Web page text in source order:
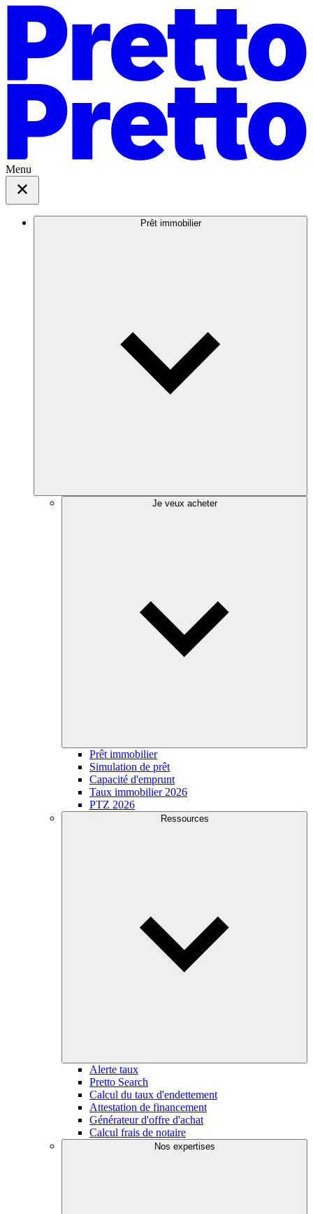
Menu
Prêt immobilier
Je veux acheter
Prêt immobilier
Simulation de prêt
Capacité d'emprunt
Taux immobilier 2026
PTZ 2026
Ressources
Alerte taux
Pretto Search
Calcul du taux d'endettement
Attestation de financement
Générateur d'offre d'achat
Calcul frais de notaire
Nos expertises